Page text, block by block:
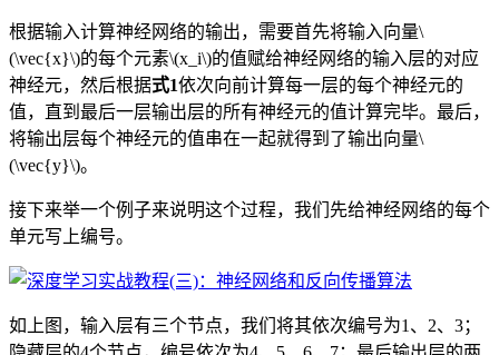
根据输入计算神经网络的输出，需要首先将输入向量\
(\vec{x}\)的每个元素\(x_i\)的值赋给神经网络的输入层的对应
神经元，然后根据式1依次向前计算每一层的每个神经元的
值，直到最后一层输出层的所有神经元的值计算完毕。最后，
将输出层每个神经元的值串在一起就得到了输出向量\
(\vec{y}\)。
接下来举一个例子来说明这个过程，我们先给神经网络的每个
单元写上编号。
如上图，输入层有三个节点，我们将其依次编号为1、2、3；